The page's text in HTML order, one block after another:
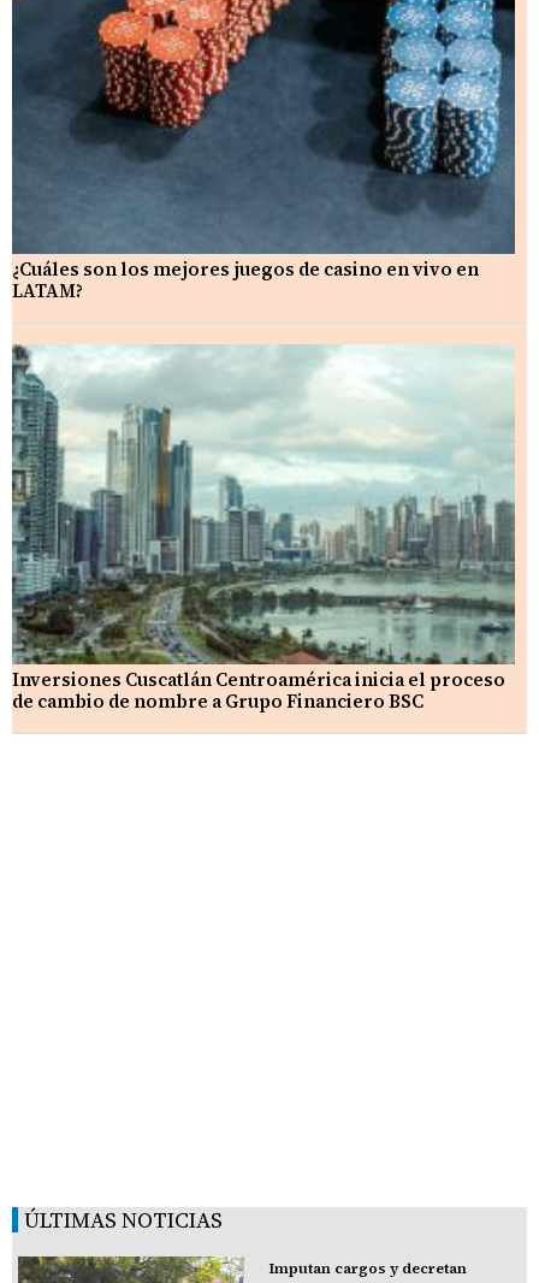
¿Cuáles son los mejores juegos de casino en vivo en
LATAM?
Inversiones Cuscatlán Centroamérica inicia el proceso
de cambio de nombre a Grupo Financiero BSC
ÚLTIMAS NOTICIAS
Imputan cargos y decretan